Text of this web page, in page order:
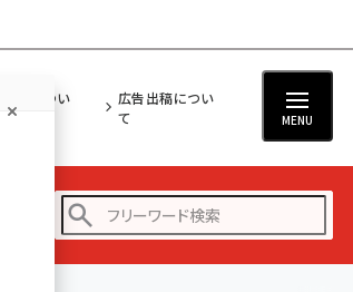
ネッ担につい
広告出稿につい
て
MENU